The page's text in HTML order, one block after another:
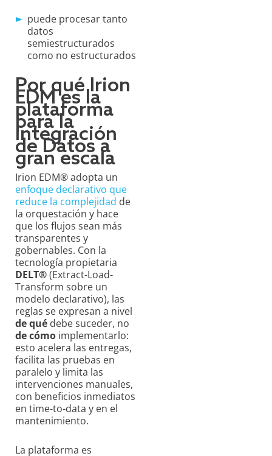
puede procesar tanto
datos
semiestructurados
como no estructurados
Por qué Irion
EDM es la
plataforma
para la
Integración
de Datos a
gran escala
Irion EDM® adopta un
enfoque declarativo que
reduce la complejidad de
la orquestación y hace
que los flujos sean más
transparentes y
gobernables. Con la
tecnología propietaria
DELT®(Extract-Load-
Transform sobre un
modelo declarativo), las
reglas se expresan a nivel
de qué debe suceder, no
de cómo implementarlo:
esto acelera las entregas,
facilita las pruebas en
paralelo y limita las
intervenciones manuales,
con beneficios inmediatos
en time-to-data y en el
mantenimiento.
La plataforma es